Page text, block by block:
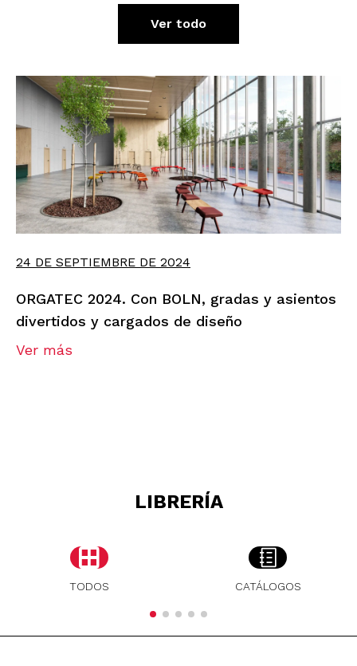
Ver todo
24 DE SEPTIEMBRE DE 2024
ORGATEC 2024. Con BOLN, gradas y asientos
divertidos y cargados de diseño
Ver más
LIBRERÍA
TODOS CATÁLOGOS